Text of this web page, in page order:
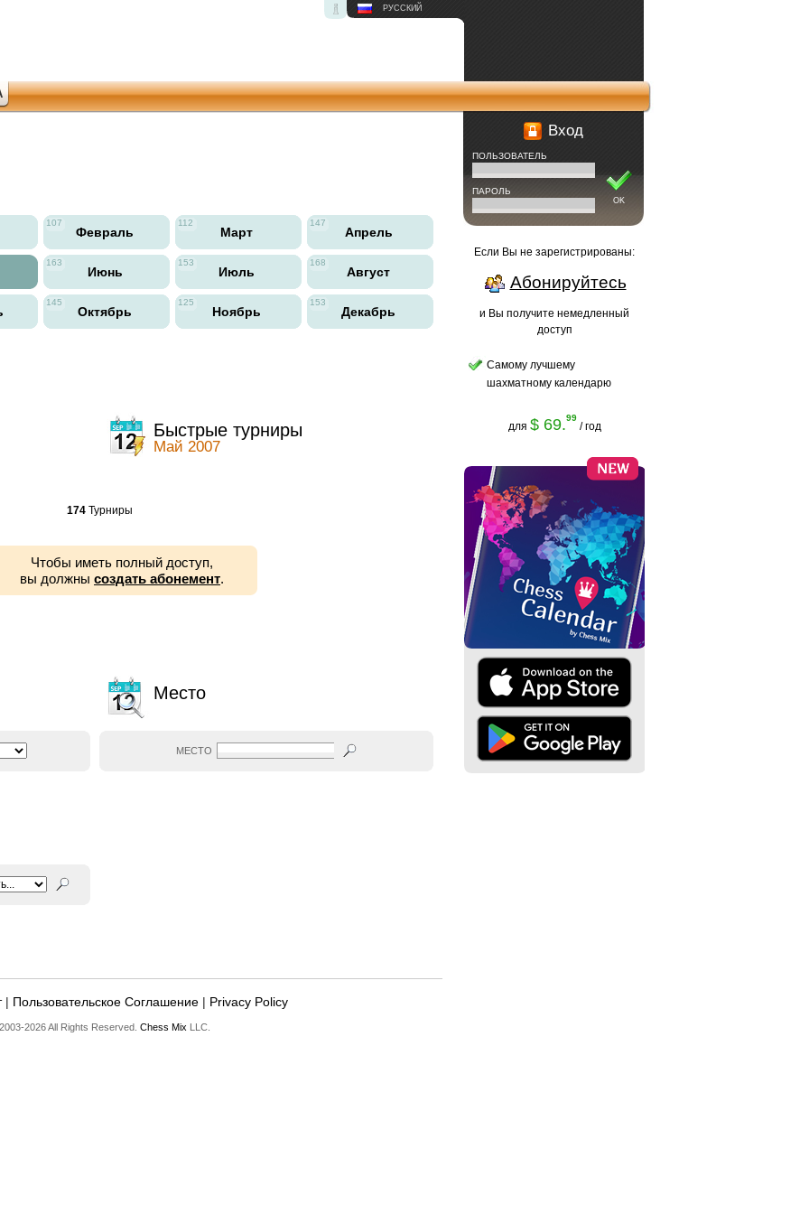
РУССКИЙ
107
Февраль
112
Март
147
Апрель
163
Июнь
153
Июль
168
Август
145
Октябрь
125
Ноябрь
153
Декабрь
Быстрые турниры
Май 2007
174Турниры
Чтобы иметь полный доступ,
вы должны создать абонемент.
Место
МЕСТО
| Пользовательское Соглашение | Privacy Policy
2026 All Rights Reserved. Chess Mix LLC.
Вход
OK
ПОЛЬЗОВАТЕЛЬ
ПАРОЛЬ
Если Вы не зарегистрированы:
Абонируйтесь
и Вы получите немедленный
доступ
Самому лучшему
шахматному календарю
для $ 69.99
/ год